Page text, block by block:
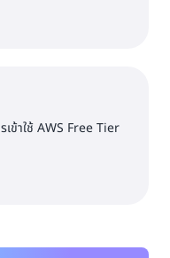
ข้าใช้ AWS Free Tier